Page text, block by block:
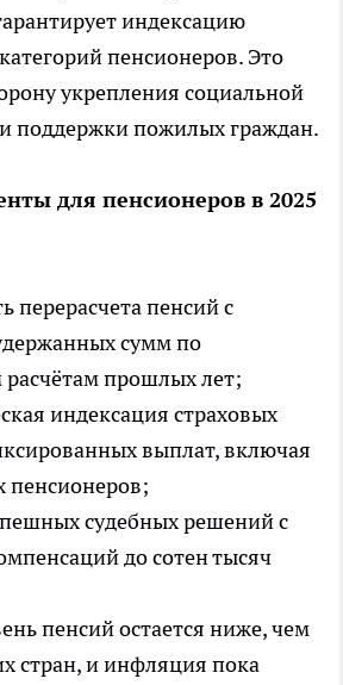
индексацию
пенсионеров. Это
укрепления социальной
поддержки пожилых граждан.
для пенсионеров в 2025
перерасчета пенсий с
сумм по
прошлых лет;
индексация страховых
выплат, включая
пенсионеров;
судебных решений с
до сотен тысяч
пенсий остается ниже, чем
стран, и инфляция пока